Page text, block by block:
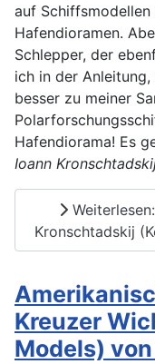
auf
Hafendioramen.
Schlepper, der
ich in der
besser zu meiner
Hafendiorama! Es
Ioann
Kronschtadskij
Kreuzer
Models)